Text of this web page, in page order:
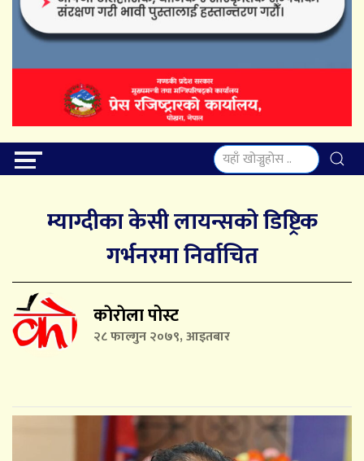
म्याग्दीका केसी लायन्सको डिष्ट्रिक
गर्भनरमा निर्वाचित
काेराेला पोस्ट
२८ फाल्गुन २०७९, आइतबार